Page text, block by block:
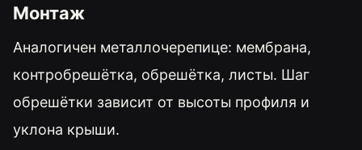
Монтаж
Аналогичен металлочерепице: мембрана,
контробрешётка, обрешётка, листы. Шаг
обрешётки зависит от высоты профиля и
уклона крыши.